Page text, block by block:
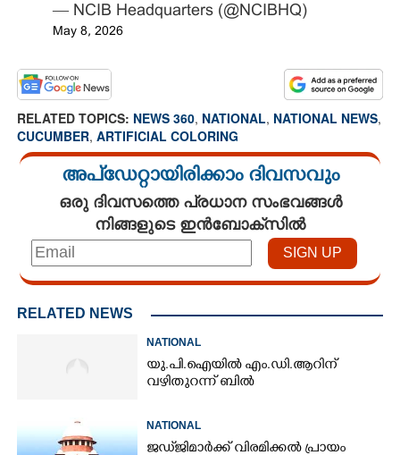
— NCIB Headquarters (@NCIBHQ)
May 8, 2026
RELATED TOPICS: NEWS 360, NATIONAL, NATIONAL NEWS,
CUCUMBER, ARTIFICIAL COLORING
അപ്ഡേറ്റായിരിക്കാം ദിവസവും
ഒരു ദിവസത്തെ പ്രധാന സംഭവങ്ങൾ
നിങ്ങളുടെ ഇൻബോക്സിൽ
RELATED NEWS
NATIONAL
യു.പി.ഐയിൽ എം.ഡി.ആറിന്
വഴിതുറന്ന് ബിൽ
NATIONAL
ജഡ്‌ജിമാർക്ക് വിരമിക്കൽ പ്രായം